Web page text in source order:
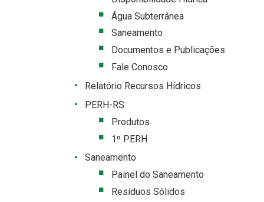
Água Subterrânea
Saneamento
Documentos e Publicações
Fale Conosco
Relatório Recursos Hídricos
PERH-RS
Produtos
1º PERH
Saneamento
Painel do Saneamento
Resíduos Sólidos